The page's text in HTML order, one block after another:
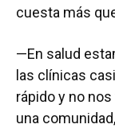
cuesta más
—En salud
las clínicas
rápido y no
una